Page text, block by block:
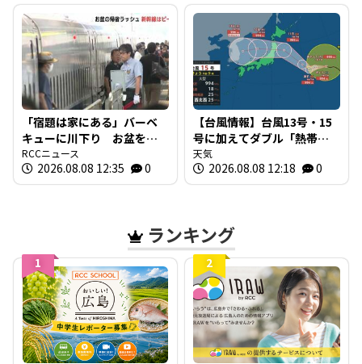
「宿題は家にある」バーベ
キューに川下り お盆をふ
るさとで 帰省ラッシュピ
ークで新幹線の下りはほぼ
満席 JR広島駅も大きな荷
RCCニュース
2026.08.08 12:35 0
【台風情報】台風13号・15
号に加えてダブル「熱帯低
気圧」発生へ 15号はお盆
に日本直撃か ※18日まで
の雨・風シミュレーショ
天気
2026.08.08 12:18 0
ランキング
1 2